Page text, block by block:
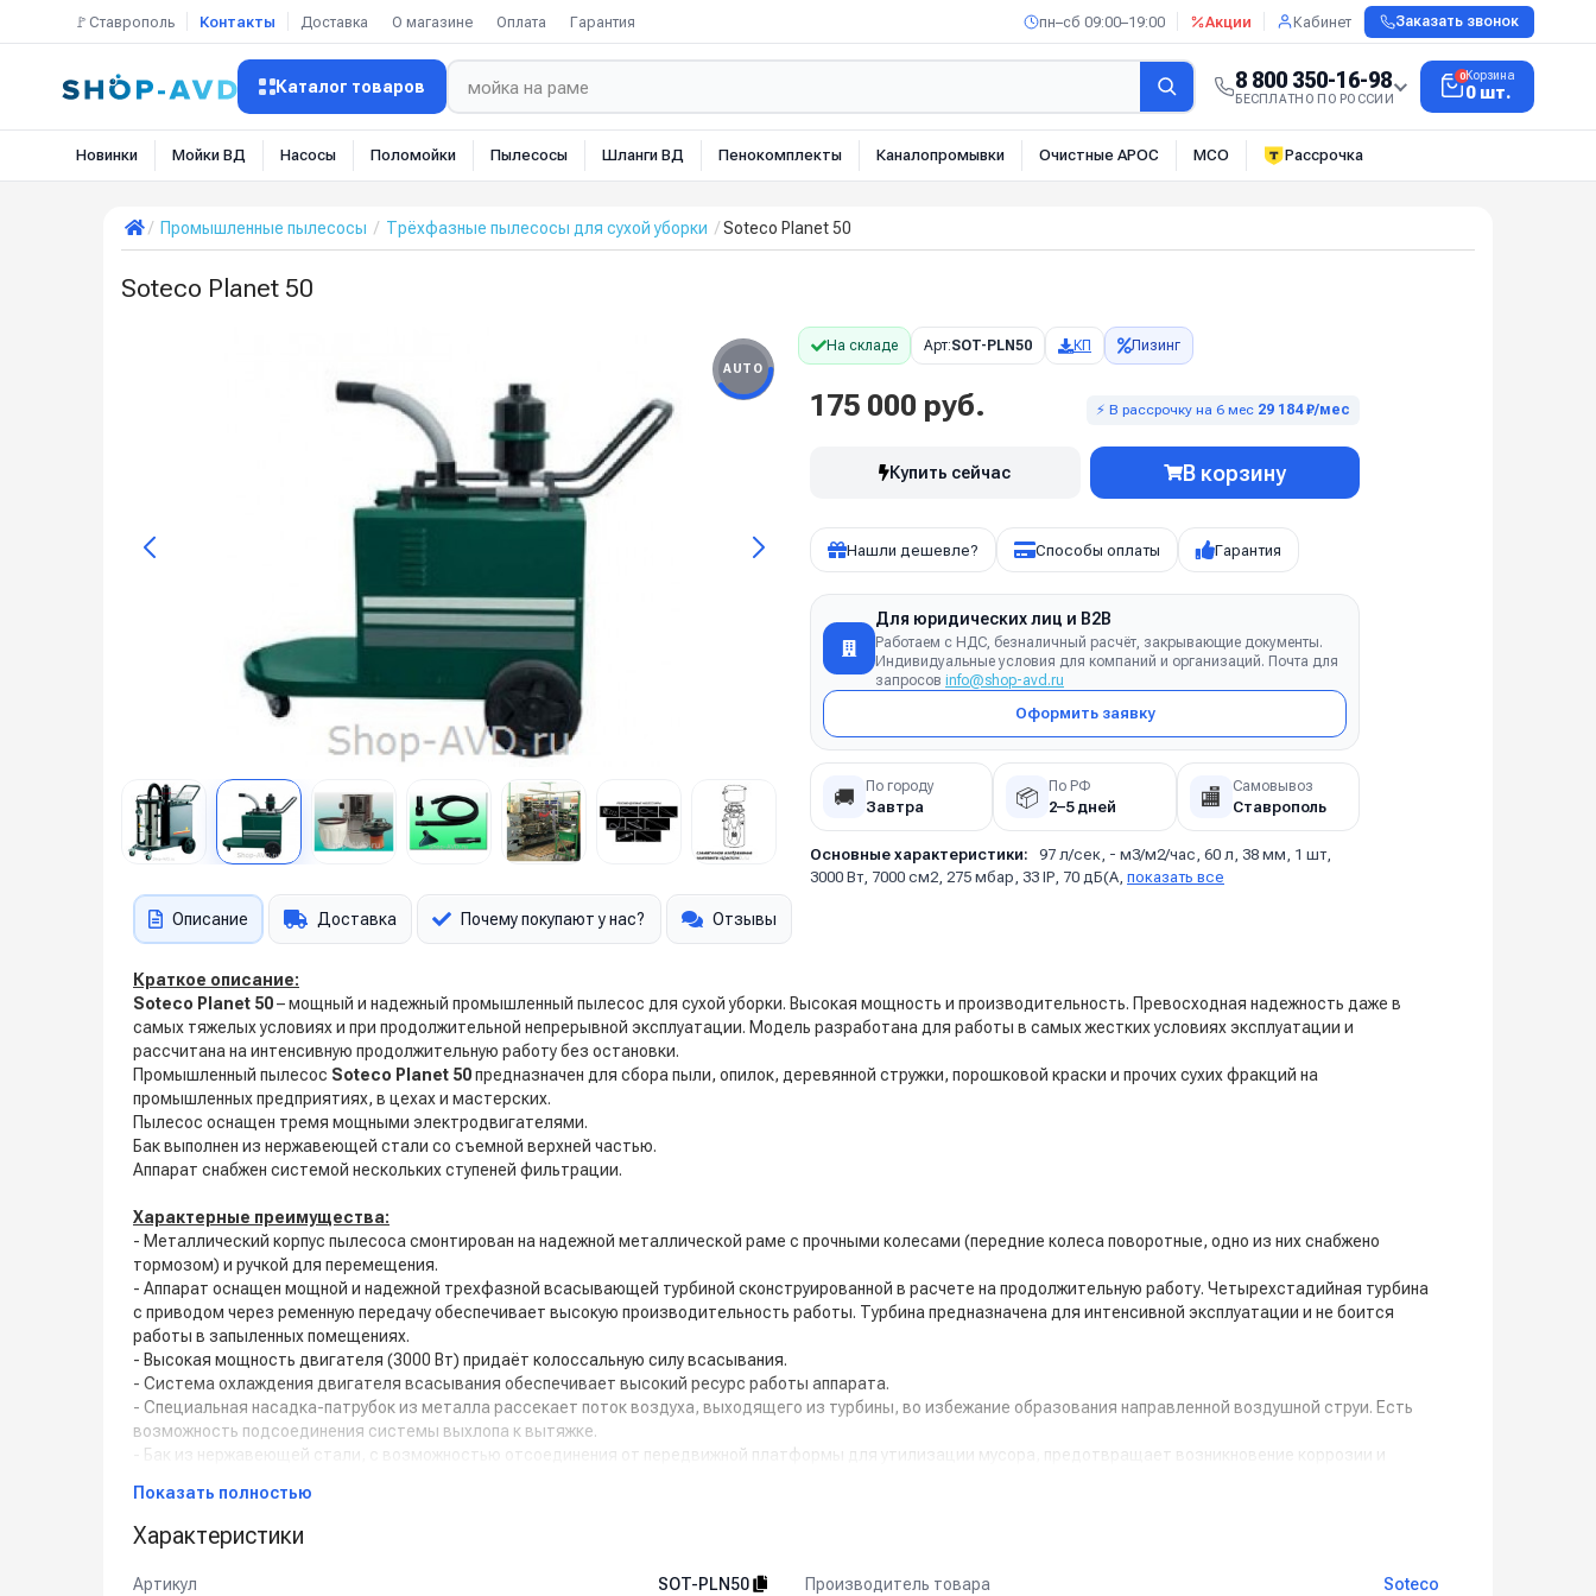
🚩Ставрополь Контакты Доставка О магазине Оплата Гарантия пн–сб 09:00–19:00 Акции Кабинет Заказать звонок
Каталог товаров 8 800 350-16-98
БЕСПЛАТНО ПО РОССИИ
0Корзина
0 шт.
Новинки Мойки ВД Насосы Поломойки Пылесосы Шланги ВД Пенокомплекты Каналопромывки Очистные АРОС МСО Рассрочка
Промышленные пылесосы Трёхфазные пылесосы для сухой уборки Soteco Planet 50
Soteco Planet 50
AUTO
На складе Арт:SOT-PLN50 КП Лизинг
175 000 руб. ⚡ В рассрочку на 6 мес 29 184 ₽/мес
Купить сейчас В корзину
Нашли дешевле? Способы оплаты Гарантия
Для юридических лиц и B2B
Работаем с НДС, безналичный расчёт, закрывающие документы.
Индивидуальные условия для компаний и организаций. Почта для
запросов info@shop-avd.ru
Оформить заявку
🚚 По городу
Завтра 📦 По РФ
2–5 дней 🏬 Самовывоз
Ставрополь
Основные характеристики:
97 л/сек, - м3/м2/час, 60 л, 38 мм, 1 шт,
3000 Вт, 7000 см2, 275 мбар, 33 IP, 70 дБ(А, показать все
Описание Доставка Почему покупают у нас? Отзывы
Краткое описание:
Soteco Planet 50– мощный и надежный промышленный пылесос для сухой уборки. Высокая мощность и производительность. Превосходная надежность даже в
самых тяжелых условиях и при продолжительной непрерывной эксплуатации. Модель разработана для работы в самых жестких условиях эксплуатации и
рассчитана на интенсивную продолжительную работу без остановки.
Промышленный пылесос Soteco Planet 50предназначен для сбора пыли, опилок, деревянной стружки, порошковой краски и прочих сухих фракций на
промышленных предприятиях, в цехах и мастерских.
Пылесос оснащен тремя мощными электродвигателями.
Бак выполнен из нержавеющей стали со съемной верхней частью.
Аппарат снабжен системой нескольких ступеней фильтрации.
Характерные преимущества:
- Металлический корпус пылесоса смонтирован на надежной металлической раме с прочными колесами (передние колеса поворотные, одно из них снабжено
тормозом) и ручкой для перемещения.
- Аппарат оснащен мощной и надежной трехфазной всасывающей турбиной сконструированной в расчете на продолжительную работу. Четырехстадийная турбина
с приводом через ременную передачу обеспечивает высокую производительность работы. Турбина предназначена для интенсивной эксплуатации и не боится
работы в запыленных помещениях.
- Высокая мощность двигателя (3000 Вт) придаёт колоссальную силу всасывания.
- Система охлаждения двигателя всасывания обеспечивает высокий ресурс работы аппарата.
- Специальная насадка-патрубок из металла рассекает поток воздуха, выходящего из турбины, во избежание образования направленной воздушной струи. Есть
возможность подсоединения системы выхлопа к вытяжке.
- Бак из нержавеющей стали, с возможностью отсоединения от передвижной платформы для утилизации мусора, предотвращает возникновение коррозии и
- Наличие удобного в использовании фильтра-корзины с полиэстеровым элементом.
- Пластиковые противоударные колеса, устойчивые к высоким температурам и химическим веществам.
- Тележка с колёсами и удобной ручкой обеспечивает отличную манёвренность.
- Ударопрочная платформа оберегает от повреждений как сам аппарат, так и стены, предметы оборудования и обстановки.
Показать полностью
Характеристики
Артикул SOT-PLN50 Производитель товара
Soteco